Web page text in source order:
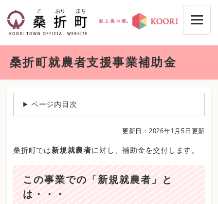
先
桑折町就農者支援事業補助金
ページ内目次
更新日：2026年1月5日更新
桑折町では新規就農者に対し、補助金を交付します。
この事業での「新規就農者」と
は・・・